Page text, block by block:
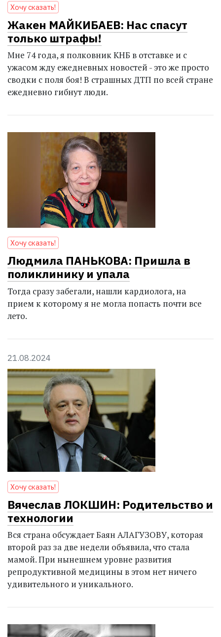
Хочу сказать!
Жакен МАЙКИБАЕВ: Нас спасут
только штрафы!
Мне 74 года, я полковник КНБ в отставке и с
ужасом жду ежедневных новостей - это же просто
сводки с поля боя! В страшных ДТП по всей стране
ежедневно гибнут люди.
Хочу сказать!
Людмила ПАНЬКОВА: Пришла в
поликлинику и упала
Тогда сразу забегали, нашли кардиолога, на
прием к которому я не могла попасть почти все
лето.
21.08.2024
Хочу сказать!
Вячеслав ЛОКШИН: Родительство и
технологии
Вся страна обсуждает Баян АЛАГУЗОВУ, которая
второй раз за две недели объявила, что стала
мамой. При нынешнем уровне развития
репродуктивной медицины в этом нет ничего
удивительного и уникального.